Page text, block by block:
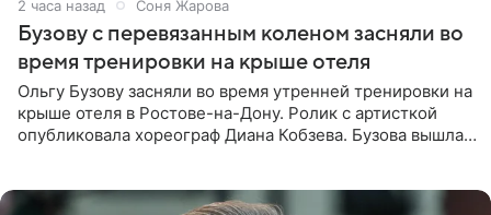
2 часа назад Соня Жарова
Бузову с перевязанным коленом засняли во
время тренировки на крыше отеля
Ольгу Бузову засняли во время утренней тренировки на
крыше отеля в Ростове-на-Дону. Ролик с артисткой
опубликовала хореограф Диана Кобзева. Бузова вышла